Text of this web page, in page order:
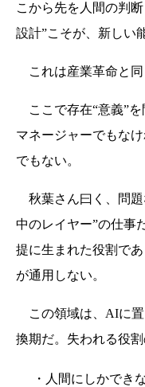
こから先を人間の判
設計”こそが、新しい
これは産業革命と同
ここで存在“意義”を
マネージャーでもな
でもない。
秋葉さん曰く、問題
中のレイヤー”の仕事
提に生まれた役割で
が通用しない。
この領域は、AIに置
換期だ。失われる役割
・人間にしかでき